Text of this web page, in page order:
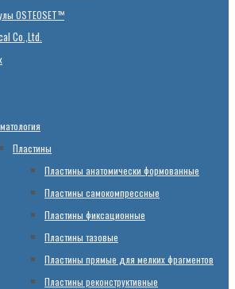
OSTEOSET™
Co.,Ltd.
Пластины
Пластины анатомически формованные
Пластины самокомпрессные
Пластины фиксационные
Пластины тазовые
Пластины прямые для мелких фрагментов
Пластины реконструктивные